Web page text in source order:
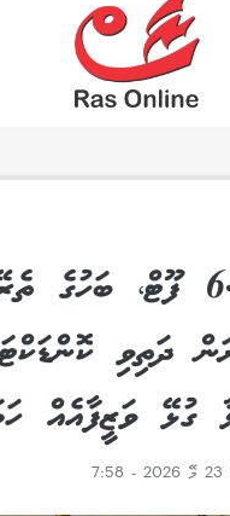
އިސްކޮޅުން 6.6 ފޫޓް،
ދަތިވި
ވަޒީފާއެއް